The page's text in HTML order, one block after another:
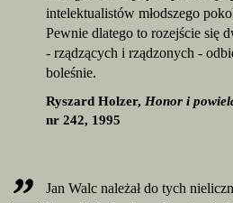
intelektualistów młodszego
Pewnie dlatego to rozejście się
- rządzących i rządzonych -
boleśnie.
Ryszard Holzer, Honor i
nr 242, 1995
Jan Walc należał do tych